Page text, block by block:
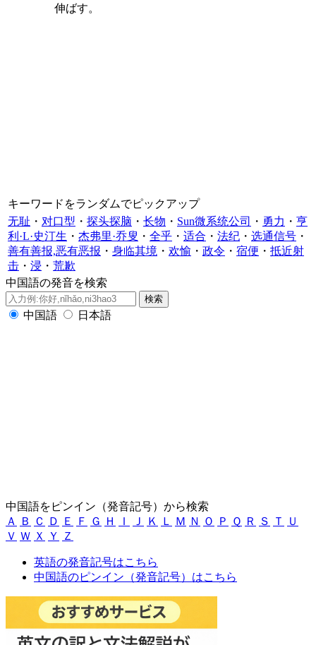
伸ばす。
キーワードをランダムでピックアップ
无耻 ・ 对口型 ・ 探头探脑 ・ 长物 ・ Sun微系统公司 ・ 勇力 ・ 亨
利·L·史汀生 ・ 杰弗里·乔叟 ・ 全乎 ・ 适合 ・ 法纪 ・ 选通信号 ・
善有善报,恶有恶报 ・ 身临其境 ・ 欢愉 ・ 政令 ・ 宿便 ・ 抵近射
击 ・ 浸 ・ 荒歉
中国語の発音を検索
中国語 日本語
中国語をピンイン（発音記号）から検索
Ａ
Ｂ Ｃ Ｄ Ｅ Ｆ Ｇ Ｈ Ｉ Ｊ Ｋ Ｌ Ｍ Ｎ Ｏ Ｐ Ｑ Ｒ Ｓ Ｔ
Ｕ
Ｖ Ｗ Ｘ Ｙ Ｚ
英語の発音記号はこちら
中国語のピンイン（発音記号）はこちら